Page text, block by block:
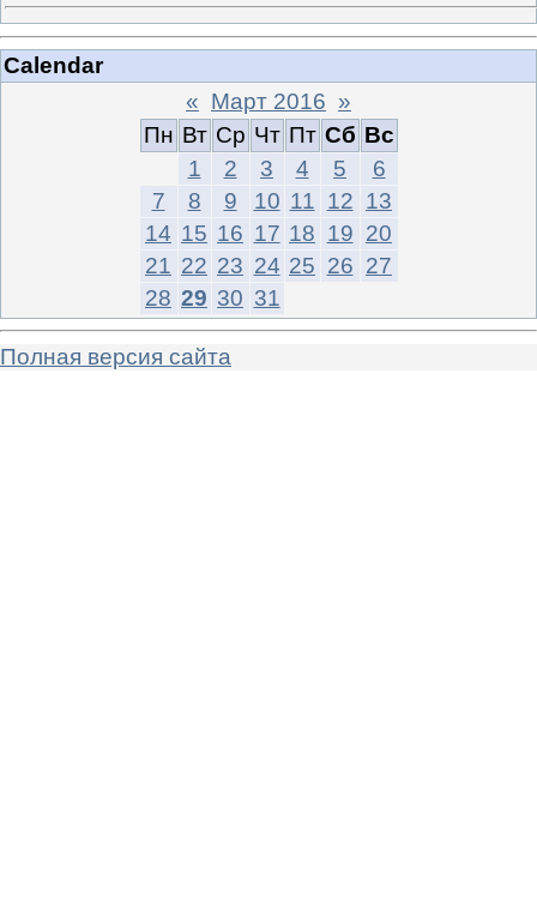
Calendar
« Март 2016 »
Пн Вт Ср Чт Пт Сб Вс
1
2 3 4 5
6
7
8 9 10 11 12 13
14 15 16 17 18 19 20
21 22 23 24 25 26 27
28 29 30 31
Полная версия сайта